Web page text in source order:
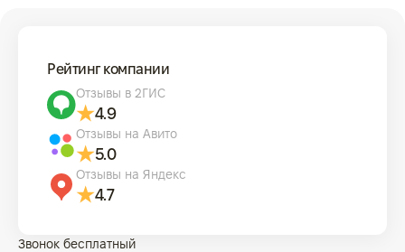
Рейтинг компании
Отзывы в 2ГИС
4.9
Отзывы на Авито
5.0
Отзывы на Яндекс
4.7
Звонок бесплатный